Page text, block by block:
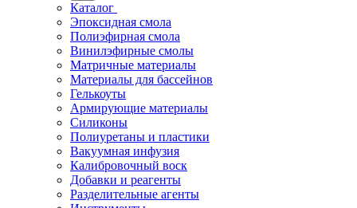
Каталог
Эпоксидная смола
Полиэфирная смола
Винилэфирные смолы
Матричные материалы
Материалы для бассейнов
Гелькоуты
Армирующие материалы
Силиконы
Полиуретаны и пластики
Вакуумная инфузия
Калибровочный воск
Добавки и реагенты
Разделительные агенты